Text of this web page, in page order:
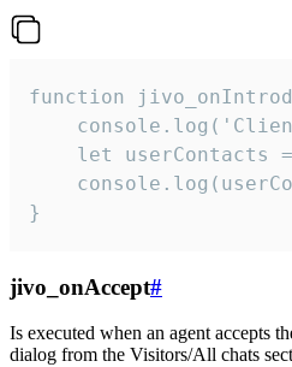
function
let userContacts
}
jivo_onAccept#
Is executed when an agent accepts
dialog from the Visitors/All chats